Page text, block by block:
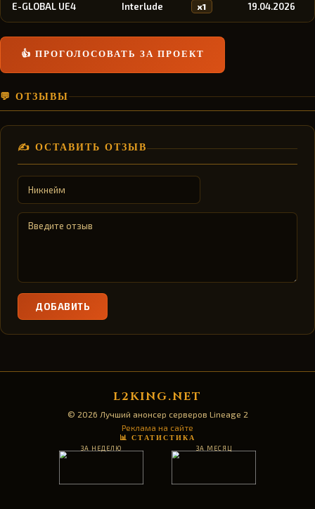
E-GLOBAL UE4 Interlude x1 19.04.2026
👍 ПРОГОЛОСОВАТЬ ЗА ПРОЕКТ
💬 ОТЗЫВЫ
✍️ ОСТАВИТЬ ОТЗЫВ
ДОБАВИТЬ
L2KING.NET
© 2026 Лучший анонсер серверов Lineage 2
Реклама на сайте
📊 СТАТИСТИКА
ЗА НЕДЕЛЮ ЗА МЕСЯЦ